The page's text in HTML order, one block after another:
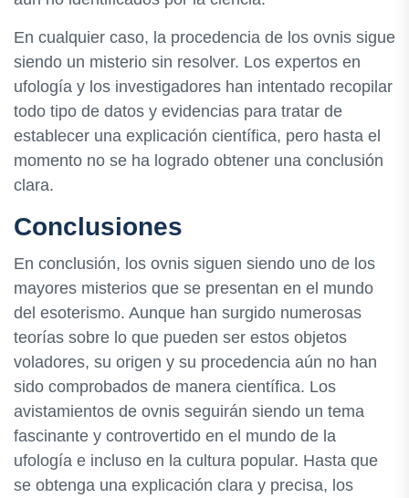
En cualquier caso, la procedencia de los ovnis sigue
siendo un misterio sin resolver. Los expertos en
ufología y los investigadores han intentado recopilar
todo tipo de datos y evidencias para tratar de
establecer una explicación científica, pero hasta el
momento no se ha logrado obtener una conclusión
clara.
Conclusiones
En conclusión, los ovnis siguen siendo uno de los
mayores misterios que se presentan en el mundo
del esoterismo. Aunque han surgido numerosas
teorías sobre lo que pueden ser estos objetos
voladores, su origen y su procedencia aún no han
sido comprobados de manera científica. Los
avistamientos de ovnis seguirán siendo un tema
fascinante y controvertido en el mundo de la
ufología e incluso en la cultura popular. Hasta que
se obtenga una explicación clara y precisa, los